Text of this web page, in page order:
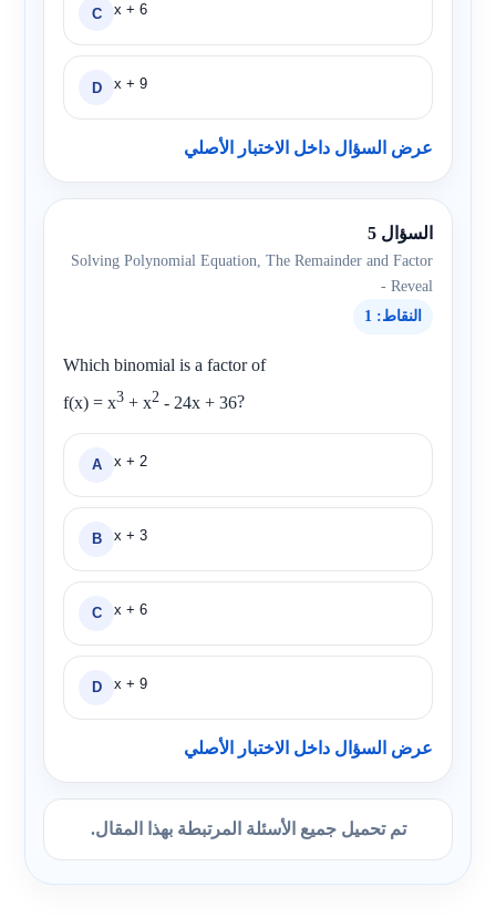
C x + 6
D x + 9
عرض السؤال داخل الاختبار الأصلي
السؤال 5
Solving Polynomial Equation, The Remainder and Factor
- Reveal
النقاط: 1
Which binomial is a factor of
f(x) = x3 + x2 - 24x + 36?
A x + 2
B x + 3
C x + 6
D x + 9
عرض السؤال داخل الاختبار الأصلي
تم تحميل جميع الأسئلة المرتبطة بهذا المقال.